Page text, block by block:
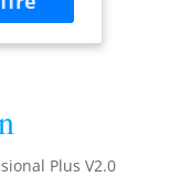
3 cm |
cm |
du
Plus V2.0